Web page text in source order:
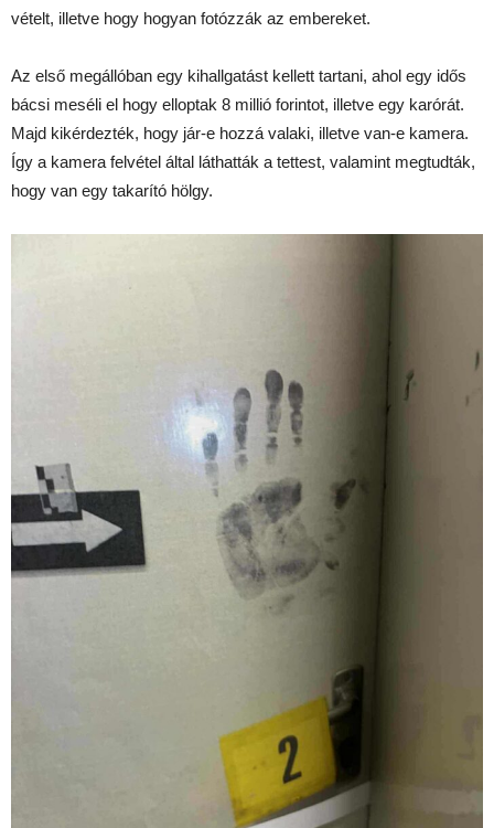
vételt, illetve hogy hogyan fotózzák az embereket.
Az első megállóban egy kihallgatást kellett tartani, ahol egy idős
bácsi meséli el hogy elloptak 8 millió forintot, illetve egy karórát.
Majd kikérdezték, hogy jár-e hozzá valaki, illetve van-e kamera.
Így a kamera felvétel által láthatták a tettest, valamint megtudták,
hogy van egy takarító hölgy.